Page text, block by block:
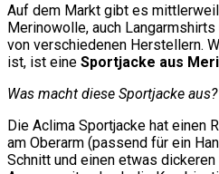
Auf dem Markt gibt es
Merinowolle, auch
von verschiedenen Herstellern.
ist, ist eine Sportjacke aus
Was macht diese Sportjacke aus?
Die Aclima Sportjacke hat einen
am Oberarm (passend für ein
Schnitt und einen etwas